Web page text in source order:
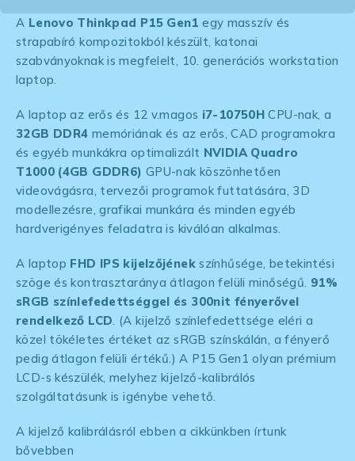
A Lenovo Thinkpad P15 Gen1 egy masszív és
strapabíró kompozitokból készült, katonai
szabványoknak is megfelelt, 10. generációs workstation
laptop.
A laptop az erős és 12 v.magos i7-10750HCPU-nak, a
32GB DDR4 memóriának és az erős, CAD programokra
és egyéb munkákra optimalizált NVIDIA Quadro
T1000 (4GB GDDR6) GPU-nak köszönhetően
videovágásra, tervezői programok futtatására, 3D
modellezésre, grafikai munkára és minden egyéb
hardverigényes feladatra is kiválóan alkalmas.
A laptop FHD IPS kijelzőjénekszínhűsége, betekintési
szöge és kontrasztaránya átlagon felüli minőségű. 91%
sRGB színlefedettséggel és 300nit fényerővel
rendelkező LCD . (A kijelző színlefedettsége eléri a
közel tökéletes értéket az sRGB színskálán, a fényerő
pedig átlagon felüli értékű.) A P15 Gen1 olyan prémium
LCD-s készülék, melyhez kijelző-kalibrálós
szolgáltatásunk is igénybe vehető.
A kijelző kalibrálásról ebben a cikkünkben írtunk
bővebben